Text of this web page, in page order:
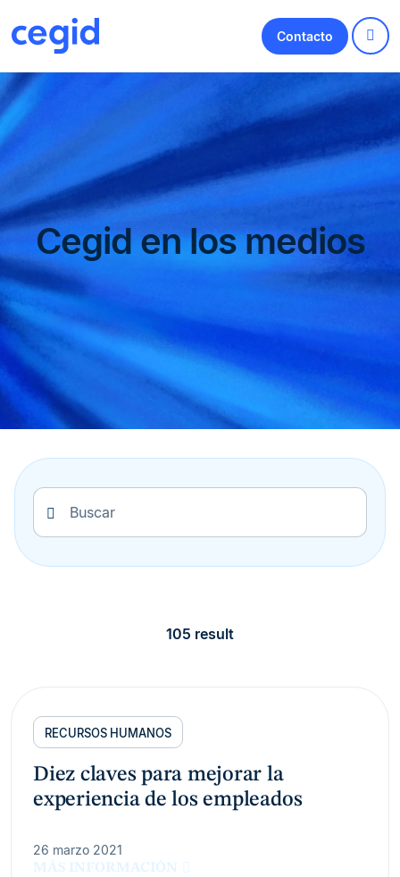
Contacto
Cegid en los medios
105 result
RECURSOS HUMANOS
Diez claves para mejorar la
experiencia de los empleados
26 marzo 2021
MÁS INFORMACIÓN